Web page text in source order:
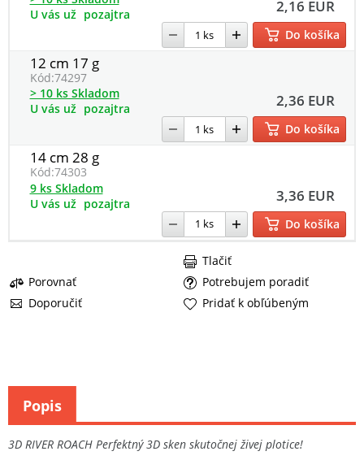
2,16 EUR
U vás už pozajtra
Do košíka
12 cm 17 g
Kód:74297
2,36 EUR
> 10 ks Skladom
U vás už pozajtra
Do košíka
14 cm 28 g
Kód:74303
3,36 EUR
9 ks Skladom
U vás už pozajtra
Do košíka
Porovnať
Potrebujem poradiť
Doporučiť
Tlačiť
Pridať k obľúbeným
3D RIVER ROACH Perfektný 3D sken skutočnej živej plotice!
Popis